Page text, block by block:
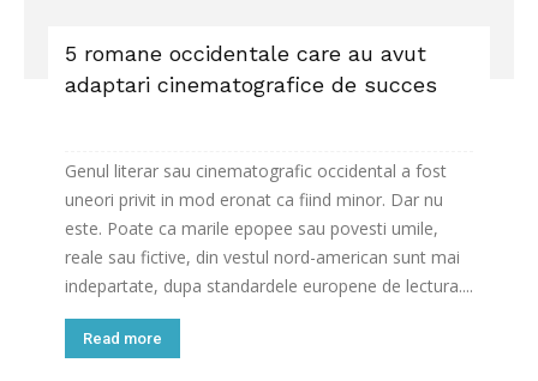
5 romane occidentale care au avut
adaptari cinematografice de succes
Genul literar sau cinematografic occidental a fost
uneori privit in mod eronat ca fiind minor. Dar nu
este. Poate ca marile epopee sau povesti umile,
reale sau fictive, din vestul nord-american sunt mai
indepartate, dupa standardele europene de lectura....
Read more